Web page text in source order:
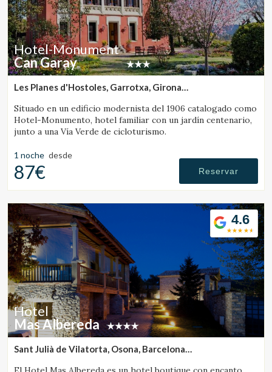
Hotel-Monument
Can Garay
Les Planes d'Hostoles, Garrotxa, Girona
Situado en un edificio modernista del 1906 catalogado como
Hotel-Monumento, hotel familiar con un jardín centenario,
junto a una Vía Verde de cicloturismo.
1 noche desde
87€ Reservar
4.6
Hotel
Mas Albereda
Sant Julià de Vilatorta, Osona, Barcelona